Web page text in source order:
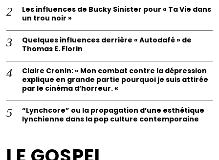
Les influences de Bucky Sinister pour « Ta Vie dans
un trou noir »
Quelques influences derrière « Autodafé » de
Thomas E. Florin
Claire Cronin: « Mon combat contre la dépression
explique en grande partie pourquoi je suis attirée
par le cinéma d’horreur. «
“Lynchcore” ou la propagation d’une esthétique
lynchienne dans la pop culture contemporaine